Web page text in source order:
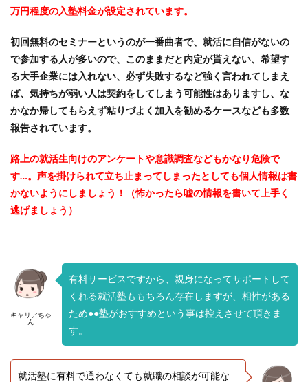
万円程度の入塾料金が設定されています。
初回無料のセミナーというのが一番曲者で、就活に自信がないの
で参加する人が多いので、このままだと内定が貰えない、希望す
る大手企業には入れない、必ず失敗するなど強く言われてしまえ
ば、気持ちが弱い人は契約をしてしまう可能性はありますし、な
かなか帰してもらえず粘りづよく加入を勧めるケースなども多数
報告されています。
路上の就活生向けのアンケートや意識調査などもかなり危険で
す…。声を掛けられて立ち止まってしまったとしても個人情報は書
かないようにしましょう！（怖かったら嘘の情報を書いて上手く
逃げましょう）
キャリアちゃ
ん
有料サービスですから、親身になってサポートして
くれる就活塾ももちろん存在しますが、相性がある
ため●●塾がおすすめという事は控えさせて頂きま
す。
就活塾に有料で通わなくても就職の相談が可能な
マーケッター
ホワイト企業
タイプ
スポナビキャリア
スポチョク
スポチャレ
スポーツフィールド
スポーツ
スカウトサイト
デューダ スーツ
しんどい
シンクトワイス
ジョブラス
ジョブトラ
ジョブティービー
システムエンジニア
ジェイック
テストセンター
どこから
ボロボロ
ブラック入ってはいけない
ボーナス込み
ポート株式会社
ベンチャー企業
ベクトル
ビズリーチ・キャンパス
バレない
ハタラクティブ
ネオキャリア
ニート
どんな性格の人
どんな仕事が向いている
とりあえず
検索